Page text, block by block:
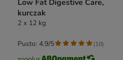
Low Fat Digestive Care,
kurczak
2 x 12 kg
Pusto: 4.9/5 (10)